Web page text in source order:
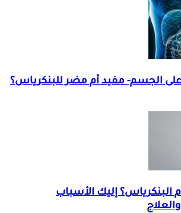
على الجسم- مفيد أم مضر للبنكرياس؟
البنكرياس؟ إليك الأسباب